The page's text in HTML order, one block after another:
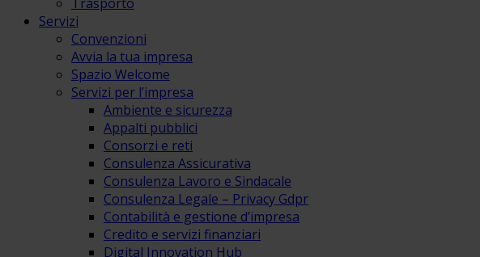
Servizi
Convenzioni
Avvia la tua impresa
Spazio Welcome
Servizi per l’impresa
Ambiente e sicurezza
Appalti pubblici
Consorzi e reti
Consulenza Assicurativa
Consulenza Lavoro e Sindacale
Consulenza Legale – Privacy Gdpr
Contabilità e gestione d’impresa
Credito e servizi finanziari
Digital Innovation Hub